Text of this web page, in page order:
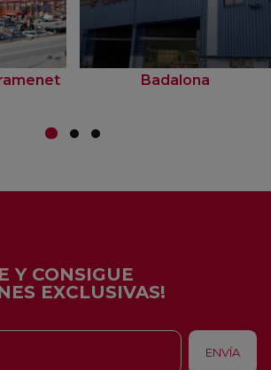
Badalona
Y CONSIGUE
EXCLUSIVAS!